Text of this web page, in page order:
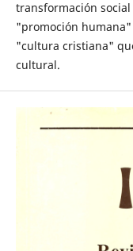
transformación
"promoción
"cultura cristiana"
cultural.